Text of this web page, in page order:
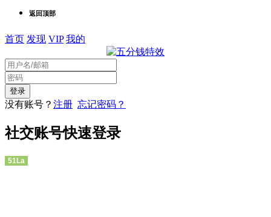
返回顶部
首页 发现 VIP 我的
没有账号？ 注册 忘记密码？
社交账号快速登录
51La